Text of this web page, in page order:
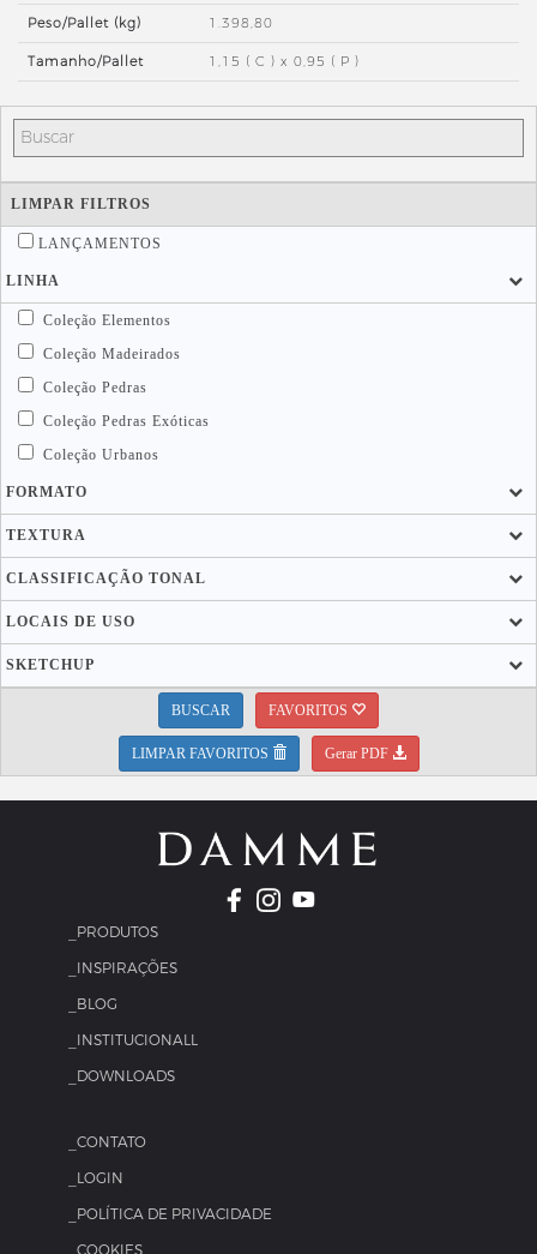
Peso/Pallet (kg) 1.398,80
Tamanho/Pallet 1,15 ( C ) x 0,95 ( P )
LIMPAR FILTROS
LANÇAMENTOS
LINHA
Coleção Elementos
Coleção Madeirados
Coleção Pedras
Coleção Pedras Exóticas
Coleção Urbanos
FORMATO
TEXTURA
CLASSIFICAÇÃO TONAL
LOCAIS DE USO
SKETCHUP
BUSCAR FAVORITOS
LIMPAR FAVORITOS Gerar PDF
_PRODUTOS
_INSPIRAÇÕES
_BLOG
_INSTITUCIONALL
_DOWNLOADS
_CONTATO
_LOGIN
_POLÍTICA DE PRIVACIDADE